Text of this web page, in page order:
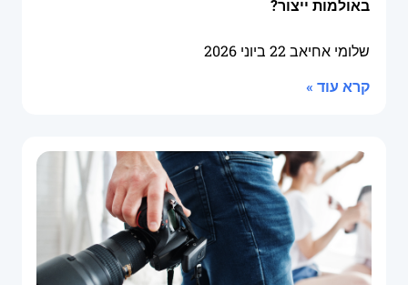
באולמות ייצור?
שלומי אחיאב22 ביוני 2026
קרא עוד »